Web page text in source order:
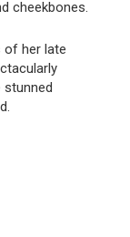
cheekbones.
of her late
stunned